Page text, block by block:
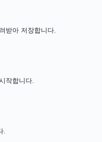
받아 저장합니다.
작합니다.
.